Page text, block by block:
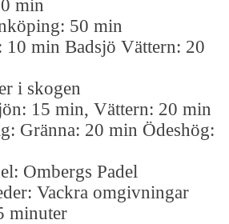
min
50 min
10 min Badsjö Vättern: 20
i skogen
15 min, Vättern: 20 min
Gränna: 20 min Ödeshög:
Ombergs Padel
Vackra omgivningar
minuter